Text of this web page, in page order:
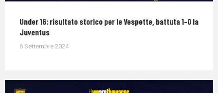
Under 16: risultato storico per le Vespette, battuta 1-0 la
Juventus
6 Settembre 2024